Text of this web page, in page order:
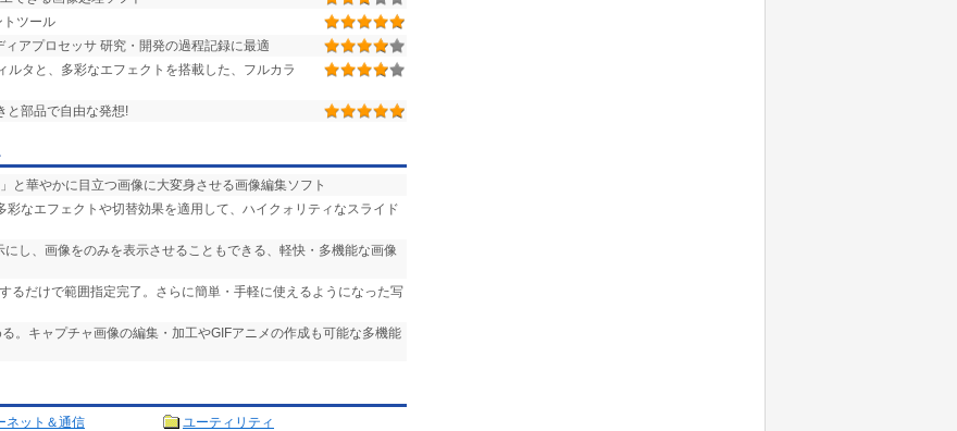
トツール
アプロセッサ 研究・開発の過程記録に最適
ルタと、多彩なエフェクトを搭載した、フルカラ
と部品で自由な発想!
と華やかに目立つ画像に大変身させる画像編集ソフト
彩なエフェクトや切替効果を適用して、ハイクォリティなスライド
し、画像をのみを表示させることもできる、軽快・多機能な画像
るだけで範囲指定完了。さらに簡単・手軽に使えるようになった写
。キャプチャ画像の編集・加工やGIFアニメの作成も可能な多機能
ネット＆通信
ユーティリティ